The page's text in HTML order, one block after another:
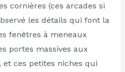
cornières (ces arcades si
les détails qui font la
fenêtres à meneaux
portes massives aux
et ces petites niches qui